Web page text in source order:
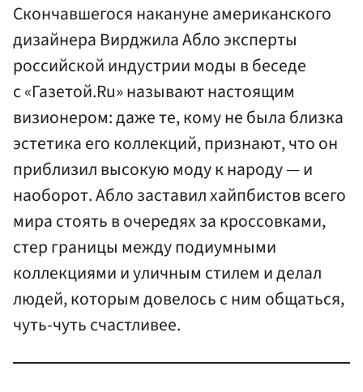
Скончавшегося накануне американского
дизайнера Вирджила Абло эксперты
российской индустрии моды в беседе
с «Газетой.Ru» называют настоящим
визионером: даже те, кому не была близка
эстетика его коллекций, признают, что он
приблизил высокую моду к народу — и
наоборот. Абло заставил хайпбистов всего
мира стоять в очередях за кроссовками,
стер границы между подиумными
коллекциями и уличным стилем и делал
людей, которым довелось с ним общаться,
чуть-чуть счастливее.